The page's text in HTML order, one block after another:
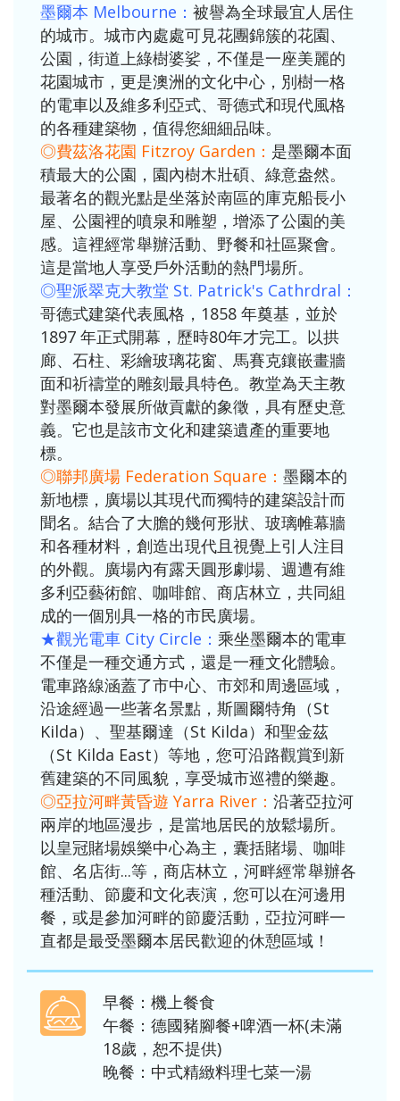
墨爾本 Melbourne： 被譽為全球最宜人居住
的城市。城市內處處可見花團錦簇的花園、
公園，街道上綠樹婆娑，不僅是一座美麗的
花園城市，更是澳洲的文化中心，別樹一格
的電車以及維多利亞式、哥德式和現代風格
的各種建築物，值得您細細品味。
◎費茲洛花園 Fitzroy Garden： 是墨爾本面
積最大的公園，園內樹木壯碩、綠意盎然。
最著名的觀光點是坐落於南區的庫克船長小
屋、公園裡的噴泉和雕塑，增添了公園的美
感。這裡經常舉辦活動、野餐和社區聚會。
這是當地人享受戶外活動的熱門場所。
◎聖派翠克大教堂 St. Patrick's Cathrdral：
哥德式建築代表風格，1858 年奠基，並於
1897 年正式開幕，歷時80年才完工。以拱
廊、石柱、彩繪玻璃花窗、馬賽克鑲嵌畫牆
面和祈禱堂的雕刻最具特色。教堂為天主教
對墨爾本發展所做貢獻的象徵，具有歷史意
義。它也是該市文化和建築遺產的重要地
標。
◎聯邦廣場 Federation Square： 墨爾本的
新地標，廣場以其現代而獨特的建築設計而
聞名。結合了大膽的幾何形狀、玻璃帷幕牆
和各種材料，創造出現代且視覺上引人注目
的外觀。廣場內有露天圓形劇場、週遭有維
多利亞藝術館、咖啡館、商店林立，共同組
成的一個別具一格的市民廣場。
★觀光電車 City Circle： 乘坐墨爾本的電車
不僅是一種交通方式，還是一種文化體驗。
電車路線涵蓋了市中心、市郊和周邊區域，
沿途經過一些著名景點，斯圖爾特角（St
Kilda）、聖基爾達（St Kilda）和聖金茲
（St Kilda East）等地，您可沿路觀賞到新
舊建築的不同風貌，享受城市巡禮的樂趣。
◎亞拉河畔黃昏遊 Yarra River： 沿著亞拉河
兩岸的地區漫步，是當地居民的放鬆場所。
以皇冠賭場娛樂中心為主，囊括賭場、咖啡
館、名店街...等，商店林立，河畔經常舉辦各
種活動、節慶和文化表演，您可以在河邊用
餐，或是參加河畔的節慶活動，亞拉河畔一
直都是最受墨爾本居民歡迎的休憩區域！
早餐：機上餐食
午餐：德國豬腳餐+啤酒一杯(未滿
18歲，恕不提供)
晚餐：中式精緻料理七菜一湯